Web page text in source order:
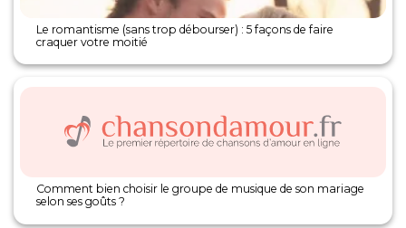
Le romantisme (sans trop débourser) : 5 façons de faire
craquer votre moitié
Comment bien choisir le groupe de musique de son mariage
selon ses goûts ?